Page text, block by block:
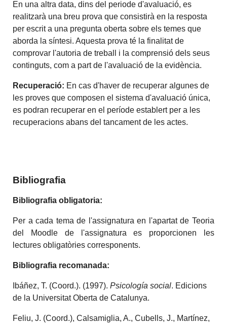
En una altra data, dins del periode d'avaluació, es
realitzarà una breu prova que consistirà en la resposta
per escrit a una pregunta oberta sobre els temes que
aborda la síntesi. Aquesta prova té la finalitat de
comprovar l'autoria de treball i la comprensió dels seus
continguts, com a part de l'avaluació de la evidència.
Recuperació: En cas d'haver de recuperar algunes de
les proves que composen el sistema d'avaluació única,
es podran recuperar en el període establert per a les
recuperacions abans del tancament de les actes.
Bibliografia
Bibliografia obligatoria:
Per a cada tema de l'assignatura en l'apartat de Teoria
del Moodle de l'assignatura es proporcionen les
lectures obligatòries corresponents.
Bibliografia recomanada:
Ibáñez, T. (Coord.). (1997).Psicologíasocial. Edicions
de la Universitat Oberta de Catalunya.
Feliu, J. (Coord.), Calsamiglia, A., Cubells, J., Martínez,